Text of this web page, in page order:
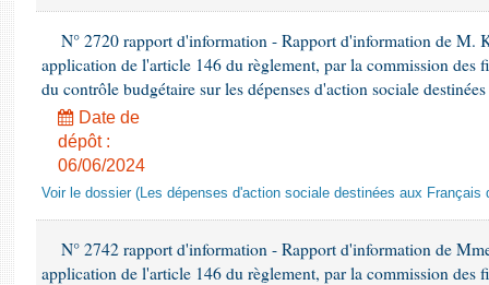
N° 2720 rapport d'information - Rapport d'information de M.
application de l'article 146 du règlement, par la commission des
du contrôle budgétaire sur les dépenses d'action sociale
Date de
dépôt :
06/06/2024
Voir le dossier (Les dépenses d'action sociale destinées aux Français
N° 2742 rapport d'information - Rapport d'information de
application de l'article 146 du règlement, par la commission des